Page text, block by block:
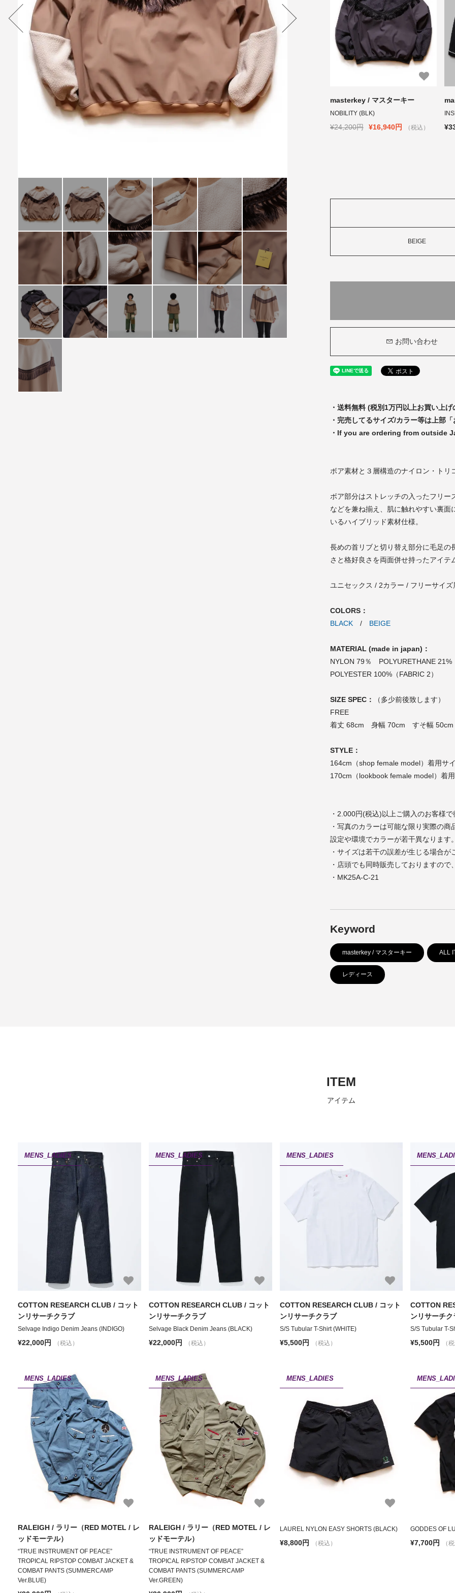
masterkey / マスターキー
NOBILITY (BLK)
¥24,200円 ¥16,940円 （税込）
BEIGE
お問い合わせ
・送料無料 (税別1万円以上お買い上げ
・完売してるサイズ/カラー等は上部
・If you are ordering from outside
ボア素材と３層構造のナイロン・トリ
ボア部分はストレッチの入ったフリ
などを兼ね揃え、肌に触れやすい裏
いるハイブリッド素材仕様。
長めの首リブと切り替え部分に毛足の
さと格好良さを両面併せ持ったアイテ
ユニセックス / 2カラー / フリーサイズ
COLORS：
BLACK/ BEIGE
MATERIAL (made in japan)：
NYLON 79％ POLYURETHANE
POLYESTER 100%（FABRIC 2）
SIZE SPEC：
（多少前後致します）
FREE
着丈 68cm 身幅 70cm すそ幅
STYLE：
164cm（shop female model）着用サ
170cm（lookbook female model）着
・2.000円(税込)以上ご購入のお客様で
・写真のカラーは可能な限り実際の
設定や環境でカラーが若干異なります
・サイズは若干の誤差が生じる場合が
・店頭でも同時販売しておりますの
・MK25A-C-21
Keyword
masterkey / マスターキー ALL
レディース
ITEM
アイテム
MENS_LADIES
COTTON RESEARCH CLUB / コット
ンリサーチクラブ
Selvage Indigo Denim Jeans (INDIGO)
¥22,000円 （税込）
MENS_LADIES
COTTON RESEARCH CLUB / コット
ンリサーチクラブ
Selvage Black Denim Jeans (BLACK)
¥22,000円 （税込）
MENS_LADIES
COTTON RESEARCH CLUB / コット
ンリサーチクラブ
S/S Tubular T-Shirt (WHITE)
¥5,500円 （税込）
COTTON
ンリサーチク
S/S Tubular T-
¥5,500円 （
MENS_LADIES
RALEIGH / ラリー（RED MOTEL / レ
ッドモーテル）
“TRUE INSTRUMENT OF PEACE”
TROPICAL RIPSTOP COMBAT JACKET &
COMBAT PANTS (SUMMERCAMP
Ver.BLUE)
MENS_LADIES
RALEIGH / ラリー（RED MOTEL / レ
ッドモーテル）
“TRUE INSTRUMENT OF PEACE”
TROPICAL RIPSTOP COMBAT JACKET &
COMBAT PANTS (SUMMERCAMP
Ver.GREEN)
MENS_LADIES
LAUREL NYLON EASY SHORTS (BLACK)
¥8,800円 （税込）
GODDES OF
¥7,700円 （